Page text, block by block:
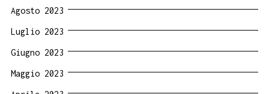
Agosto 2023
Luglio 2023
Giugno 2023
Maggio 2023